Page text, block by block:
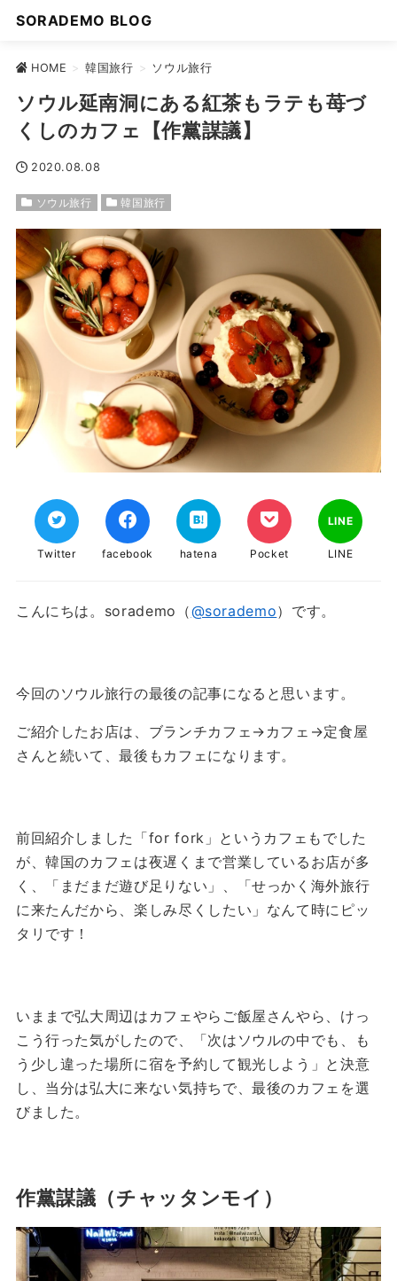
SORADEMO BLOG
HOME > 韓国旅行 > ソウル旅行
ソウル延南洞にある紅茶もラテも苺づ
くしのカフェ【作黨謀議】
2020.08.08
ソウル旅行 韓国旅行
Twitter facebook hatena Pocket
LINE
LINE
こんにちは。sorademo（@sorademo）です。
今回のソウル旅行の最後の記事になると思います。
ご紹介したお店は、ブランチカフェ→カフェ→定食屋
さんと続いて、最後もカフェになります。
前回紹介しました「for fork」というカフェもでした
が、韓国のカフェは夜遅くまで営業しているお店が多
く、「まだまだ遊び足りない」、「せっかく海外旅行
に来たんだから、楽しみ尽くしたい」なんて時にピッ
タリです！
いままで弘大周辺はカフェやらご飯屋さんやら、けっ
こう行った気がしたので、「次はソウルの中でも、も
う少し違った場所に宿を予約して観光しよう」と決意
し、当分は弘大に来ない気持ちで、最後のカフェを選
びました。
作黨謀議（チャッタンモイ）